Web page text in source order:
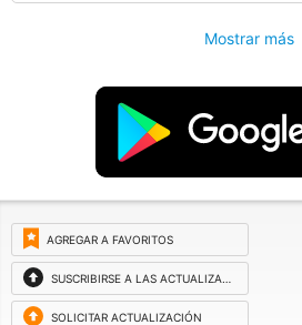
Mostrar más
AGREGAR A FAVORITOS
SUSCRIBIRSE A LAS ACTUALIZACIONES
SOLICITAR ACTUALIZACIÓN